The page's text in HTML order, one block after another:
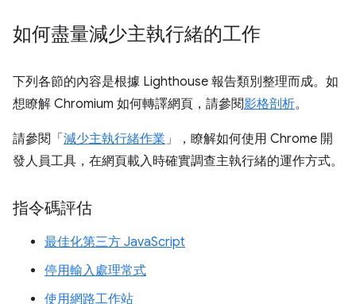
如何盡量減少主執行緒的工作
下列各節的內容是根據 Lighthouse 報告類別整理而成。如
想瞭解 Chromium 如何轉譯網頁，請參閱影格剖析。
請參閱「 減少主執行緒作業」，瞭解如何使用 Chrome 開
發人員工具，在網頁載入時確實調查主執行緒的運作方式。
指令碼評估
最佳化第三方 JavaScript
停用輸入處理常式
使用網路工作站